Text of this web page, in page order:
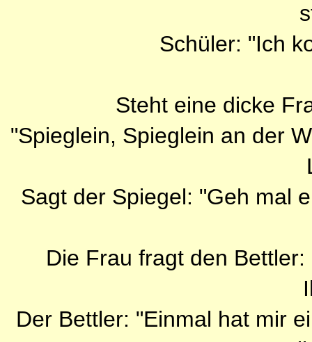
Schüler: "Ich
Steht eine dicke
"Spieglein, Spieglein an der
Sagt der Spiegel: "Geh mal
Die Frau fragt den
Der Bettler: "Einmal hat mir